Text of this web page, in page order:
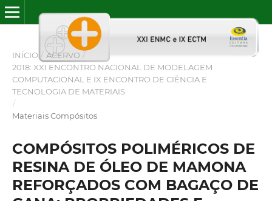
INÍCIO / ACERVO /
2018: XXI ENCONTRO NACIONAL DE MODELAGEM
COMPUTACIONAL E IX ENCONTRO DE CIÊNCIA E
TECNOLOGIA DE MATERIAIS
/
Materiais Compósitos
COMPÓSITOS POLIMÉRICOS DE
RESINA DE ÓLEO DE MAMONA
REFORÇADOS COM BAGAÇO DE